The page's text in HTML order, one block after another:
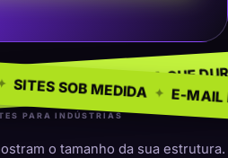
QUE DURA SEM
2012 ✦ SITES SOB
PARA INDÚSTRIAS
o tamanho da sua estrutura.